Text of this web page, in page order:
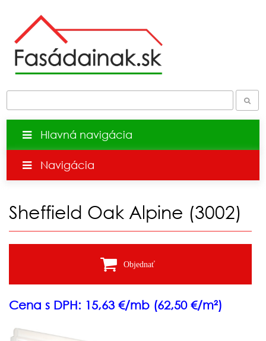
Hlavná navigácia
Navigácia
Sheffield Oak Alpine (3002)
Objednať
Cena s DPH: 15,63 €/mb (62,50 €/m²)